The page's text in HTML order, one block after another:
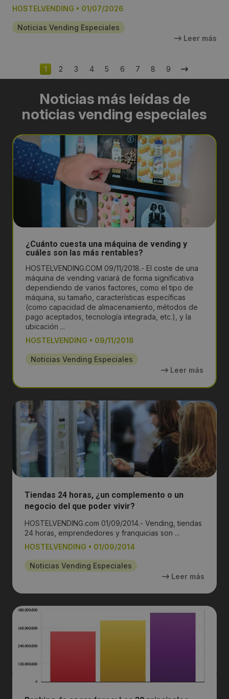
HOSTELVENDING • 01/07/2026
Noticias Vending Especiales
Leer más
1 2 3 4 5 6 7 8 9
Noticias más leídas de
noticias vending especiales
¿Cuánto cuesta una máquina de vending y
cuáles son las más rentables?
HOSTELVENDING.COM 09/11/2018.- El coste de una
máquina de vending variará de forma significativa
dependiendo de varios factores, como el tipo de
máquina, su tamaño, características específicas
(como capacidad de almacenamiento, métodos de
pago aceptados, tecnología integrada, etc.), y la
ubicación ...
HOSTELVENDING • 09/11/2018
Noticias Vending Especiales
Leer más
Tiendas 24 horas, ¿un complemento o un
negocio del que poder vivir?
HOSTELVENDING.com 01/09/2014.- Vending, tiendas
24 horas, emprendedores y franquicias son ...
HOSTELVENDING • 01/09/2014
Noticias Vending Especiales
Leer más